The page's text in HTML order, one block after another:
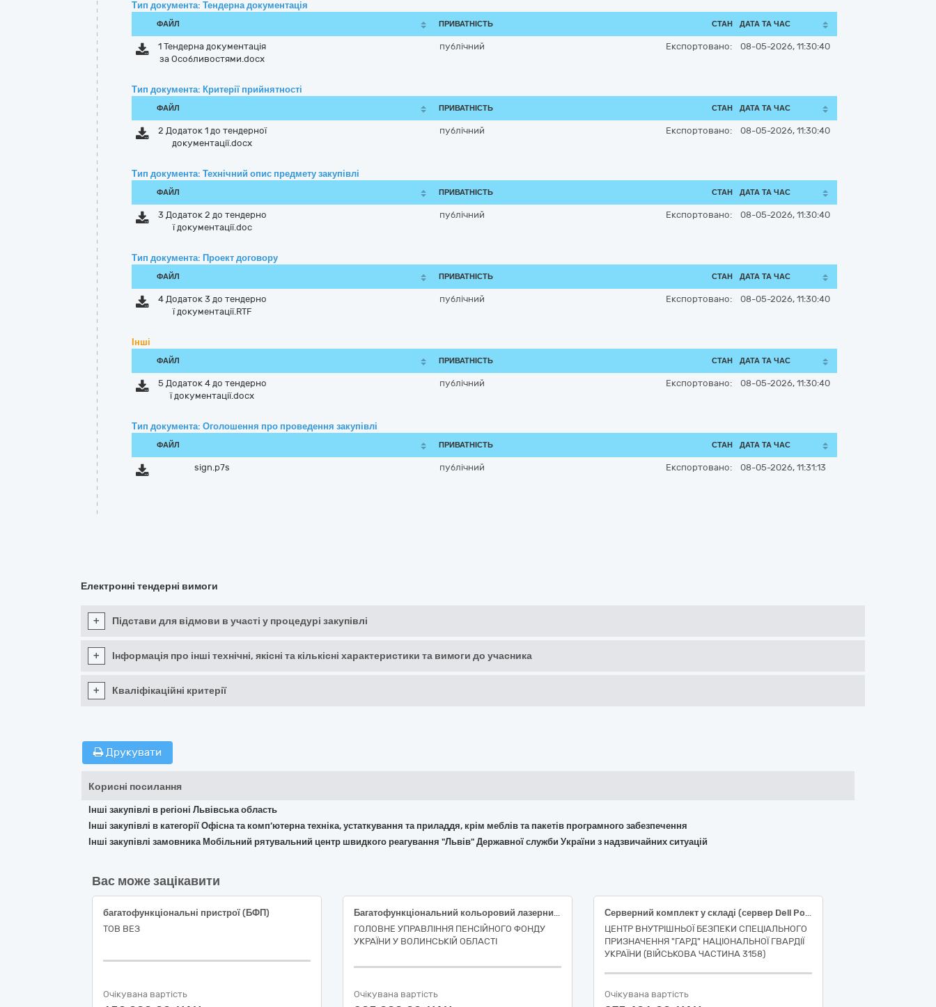
Тип документа: Тендерна документація
ФАЙЛ ПРИВАТНІСТЬ СТАН ДАТА ТА ЧАС
1 Тендерна документація
за Особливостями.docx
публічний Експортовано: 08-05-2026, 11:30:40
Тип документа: Критерії прийнятності
ФАЙЛ ПРИВАТНІСТЬ СТАН ДАТА ТА ЧАС
2 Додаток 1 до тендерної
документації.docx
публічний Експортовано: 08-05-2026, 11:30:40
Тип документа: Технічний опис предмету закупівлі
ФАЙЛ ПРИВАТНІСТЬ СТАН ДАТА ТА ЧАС
3 Додаток 2 до тендерно
ї документації.doc
публічний Експортовано: 08-05-2026, 11:30:40
Тип документа: Проект договору
ФАЙЛ ПРИВАТНІСТЬ СТАН ДАТА ТА ЧАС
4 Додаток 3 до тендерно
ї документації.RTF
публічний Експортовано: 08-05-2026, 11:30:40
Інші
ФАЙЛ ПРИВАТНІСТЬ СТАН ДАТА ТА ЧАС
5 Додаток 4 до тендерно
ї документації.docx
публічний Експортовано: 08-05-2026, 11:30:40
Тип документа: Оголошення про проведення закупівлі
ФАЙЛ ПРИВАТНІСТЬ СТАН ДАТА ТА ЧАС
sign.p7s публічний Експортовано: 08-05-2026, 11:31:13
Електронні тендерні вимоги
+ Підстави для відмови в участі у процедурі закупівлі
+ Інформація про інші технічні, якісні та кількісні характеристики та вимоги до учасника
+ Кваліфікаційні критерії
Друкувати
Корисні посилання
Інші закупівлі в регіоні Львівська область
Інші закупівлі в категорії Офісна та комп’ютерна техніка, устаткування та приладдя, крім меблів та пакетів програмного забезпечення
Інші закупівлі замовника Мобільний рятувальний центр швидкого реагування "Львів" Державної служби України з надзвичайних ситуацій
Вас може зацікавити
багатофункціональні пристрої (БФП)
ТОВ ВЕЗ
Очікувана вартість
Багатофункціональний кольоровий лазерний пристрій формату А3 (ДК 021:2015 — 30230000-0 Комп’ютерне обладнання)
ГОЛОВНЕ УПРАВЛІННЯ ПЕНСІЙНОГО ФОНДУ
УКРАЇНИ У ВОЛИНСЬКІЙ ОБЛАСТІ
Очікувана вартість
Серверний комплект у складі (сервер Dell PowerEdge R940xa; шафа Kinga 22U 19”; ДБЖ APC Smart-UPS CRM 2000VA LCD SMC20001-2U; комутатор MikroTik CRS326-24G-2S+RM; маршрутизатор MikroTik RB4011iGS+RM; точка доступу MikroTik cAP AX cAPGi-5HaxD2HaxD; блок розеток 19” на 8 розеток, шнур 1.8 м, із вимикачем Kingda KD-GER(16) N1008WKPDY30W19A; комплект кріплень; жорсткий диск Dell HDD 4TB (5JH5X); накопичувач SSD 512G WD SN740 M.2 2230 PCI 4.0 x4 3D TLC) або еквівалент
ЦЕНТР ВНУТРІШНЬОЇ БЕЗПЕКИ СПЕЦІАЛЬНОГО
ПРИЗНАЧЕННЯ "ГАРД" НАЦІОНАЛЬНОЇ ГВАРДІЇ
УКРАЇНИ (ВІЙСЬКОВА ЧАСТИНА 3158)
Очікувана вартість